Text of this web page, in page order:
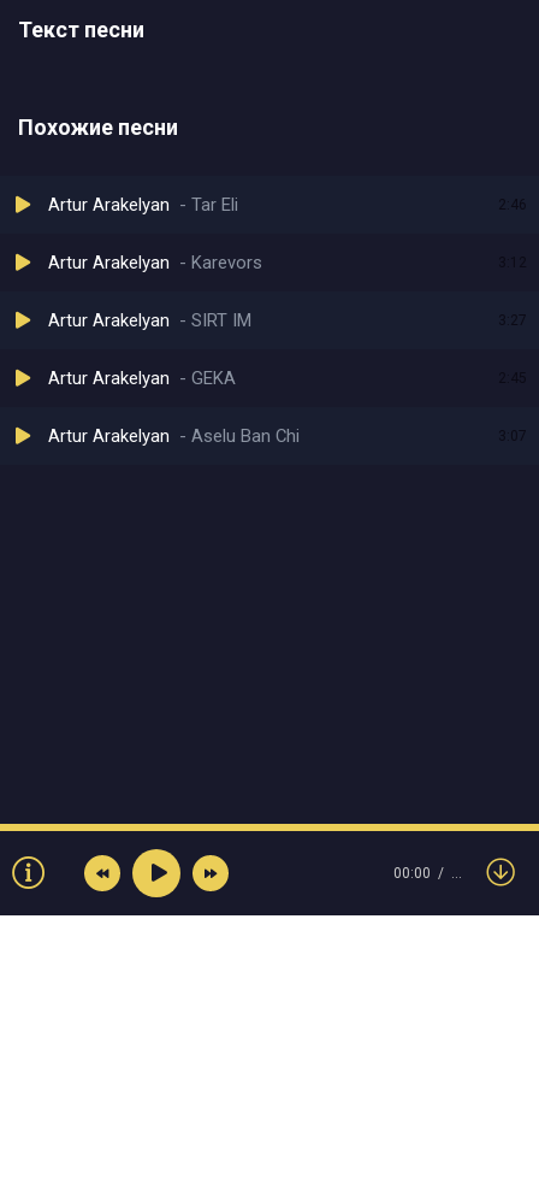
Текст песни
Похожие песни
Artur Arakelyan Tar Eli 2:46
Artur Arakelyan Karevors
Artur Arakelyan SIRT IM 3:27
Artur Arakelyan GEKA
Artur Arakelyan Aselu Ban Chi 3:07
00:00 …